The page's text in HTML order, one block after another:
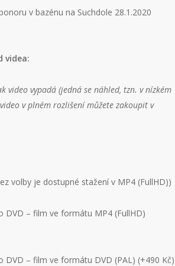
v bazénu na Suchdole 28.1.2020
videa:
video vypadá (jedná se náhled, tzn. v nízkém
v plném rozlišení můžete zakoupit v
volby je dostupné stažení v MP4 (FullHD))
DVD – film ve formátu MP4 (FullHD)
DVD – film ve formátu DVD (PAL) (+490 Kč)